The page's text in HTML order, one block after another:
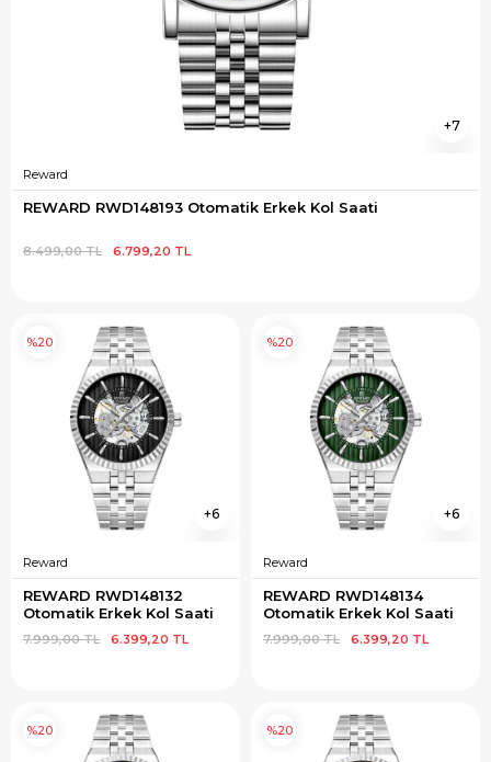
7
Reward
REWARD RWD148193 Otomatik Erkek Kol Saati
6.799,20 TL
8.499,00 TL
6
Reward
REWARD RWD148132
Otomatik Erkek Kol Saati
6.399,20 TL
7.999,00 TL
%20
6
Reward
REWARD RWD148134
Otomatik Erkek Kol Saati
6.399,20 TL
7.999,00 TL
%20
%20 %20